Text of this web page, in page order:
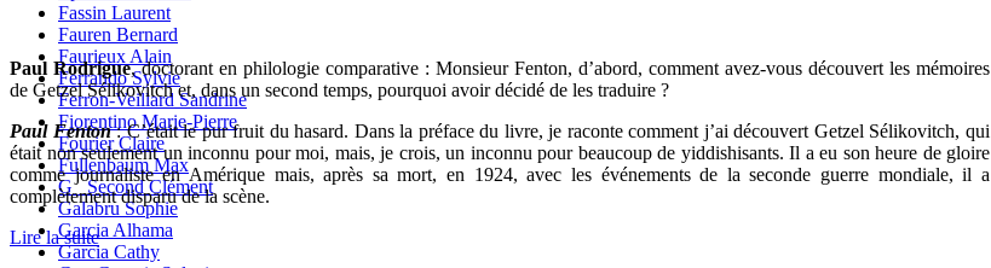
Fassin Laurent
Fauren Bernard
Faurieux Alain
Ferrando Sylvie
Ferron-Veillard Sandrine
Fiorentino Marie-Pierre
Fourier Claire
Fullenbaum Max
G_ Second Clément
Galabru Sophie
Garcia Alhama
Garcia Cathy
Paul Rodrigue, doctorant en philologie comparative : Monsieur Fenton, d’abord, comment avez-vous découvert les mémoires
de Getzel Sélikovitch et, dans un second temps, pourquoi avoir décidé de les traduire ?
Paul Fenton: C’était le pur fruit du hasard. Dans la préface du livre, je raconte comment j’ai découvert Getzel Sélikovitch, qui
était non seulement un inconnu pour moi, mais, je crois, un inconnu pour beaucoup de yiddishisants. Il a eu son heure de gloire
comme journaliste en Amérique mais, après sa mort, en 1924, avec les événements de la seconde guerre mondiale, il a
complètement disparu de la scène.
Lire la suite